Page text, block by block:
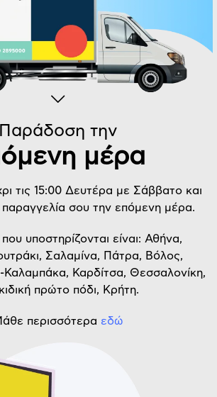
Παράδοση την
μέρα
τις 15:00 Δευτέρα με Σάββατο και
σου την επόμενη μέρα.
υποστηρίζονται είναι: Αθήνα,
Σαλαμίνα, Πάτρα, Βόλος,
Καλαμπάκα, Καρδίτσα, Θεσσαλονίκη,
πρώτο πόδι, Κρήτη.
περισσότερα εδώ